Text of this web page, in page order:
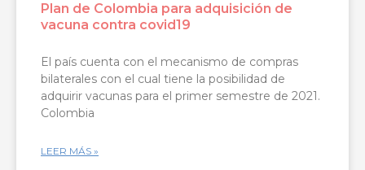
Plan de Colombia para adquisición de
vacuna contra covid19
El país cuenta con el mecanismo de compras
bilaterales con el cual tiene la posibilidad de
adquirir vacunas para el primer semestre de 2021.
Colombia
LEER MÁS »